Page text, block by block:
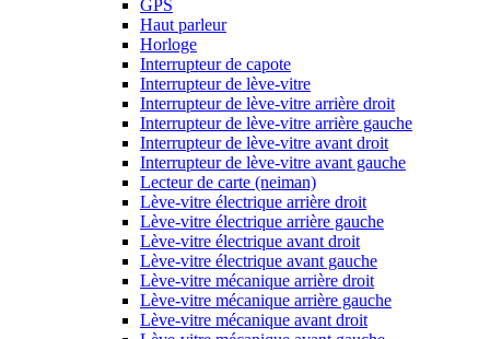
GPS
Haut parleur
Horloge
Interrupteur de capote
Interrupteur de lève-vitre
Interrupteur de lève-vitre arrière droit
Interrupteur de lève-vitre arrière gauche
Interrupteur de lève-vitre avant droit
Interrupteur de lève-vitre avant gauche
Lecteur de carte (neiman)
Lève-vitre électrique arrière droit
Lève-vitre électrique arrière gauche
Lève-vitre électrique avant droit
Lève-vitre électrique avant gauche
Lève-vitre mécanique arrière droit
Lève-vitre mécanique arrière gauche
Lève-vitre mécanique avant droit